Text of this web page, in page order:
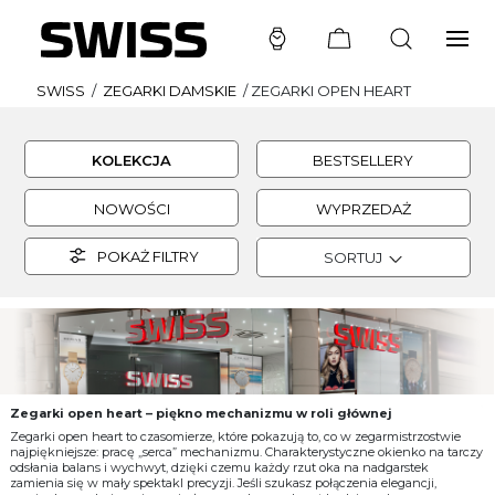
SWISS / ZEGARKI DAMSKIE /ZEGARKI OPEN HEART
KOLEKCJA BESTSELLERY
NOWOŚCI WYPRZEDAŻ
POKAŻ FILTRY SORTUJ
Zegarki open heart – piękno mechanizmu w roli głównej
Zegarki open heart to czasomierze, które pokazują to, co w zegarmistrzostwie
najpiękniejsze: pracę „serca” mechanizmu. Charakterystyczne okienko na tarczy
odsłania balans i wychwyt, dzięki czemu każdy rzut oka na nadgarstek
zamienia się w mały spektakl precyzji. Jeśli szukasz połączenia elegancji,